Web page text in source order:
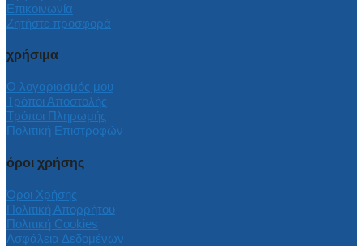
Επικοινωνία
Ζητήστε προσφορά
χρήσιμα
Ο λογαριασμός μου
Τρόποι Αποστολής
Τρόποι Πληρωμής
Πολιτική Επιστροφών
όροι χρήσης
Όροι Χρήσης
Πολιτική Απορρήτου
Πολιτική Cookies
Ασφάλεια Δεδομένων